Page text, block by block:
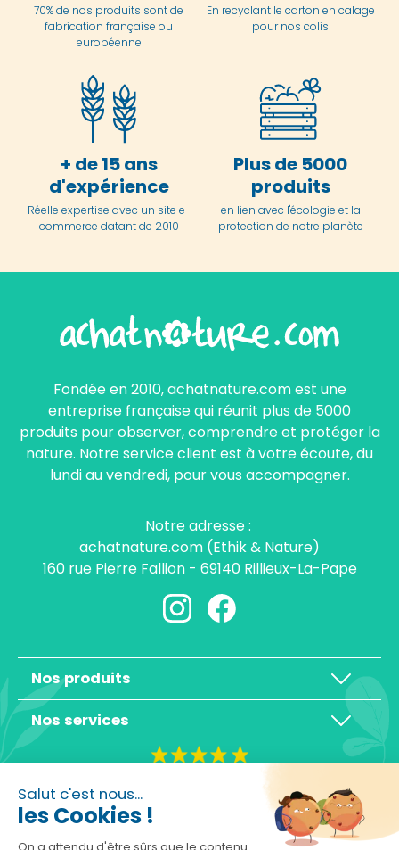
Salut c'est nous...
les Cookies !
70% de nos produits sont de
fabrication française ou
européenne
En recyclant le carton en calage
pour nos colis
+ de 15 ans
d'expérience
Réelle expertise avec un site e-
commerce datant de 2010
Plus de 5000
produits
en lien avec l'écologie et la
protection de notre planète
Fondée en 2010, achatnature.com est une
entreprise française qui réunit plus de 5000
produits pour observer, comprendre et protéger la
nature. Notre service client est à votre écoute, du
lundi au vendredi, pour vous accompagner.
Notre adresse :
achatnature.com (Ethik & Nature)
160 rue Pierre Fallion - 69140 Rillieux-La-Pape
Nos produits
Nos services